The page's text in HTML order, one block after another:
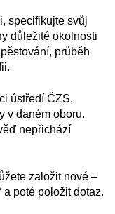
specifikujte svůj
důležité okolnosti
průběh
ústředí ČZS,
v daném oboru.
nepřichází
založit nové –
a poté položit dotaz.